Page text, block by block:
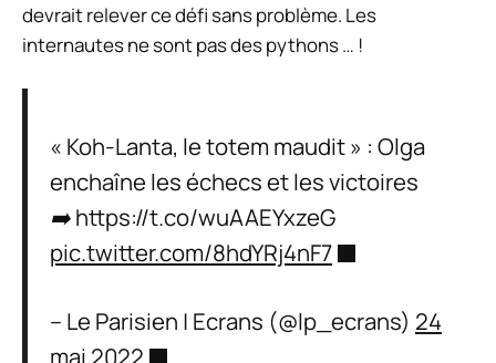
devrait relever ce défi sans problème. Les
internautes ne sont pas des pythons … !
« Koh-Lanta, le totem maudit » : Olga
enchaîne les échecs et les victoires
➡️ https://t.co/wuAAEYxzeG
pic.twitter.com/8hdYRj4nF7
– Le Parisien | Ecrans (@lp_ecrans) 24
mai 2022